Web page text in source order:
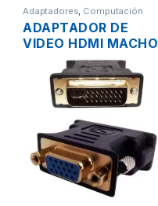
Adaptadores Computación
ADAPTADOR DE
VIDEO HDMI MACHO
A DVI-I DUAL-LINK
HEMBRA 24+5 PINES